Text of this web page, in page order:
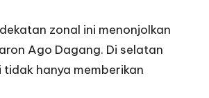
zonal ini menonjolkan
Ago Dagang. Di selatan
hanya memberikan